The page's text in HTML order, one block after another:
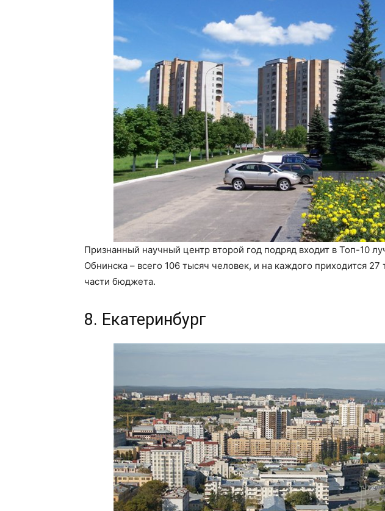
Признанный научный центр второй год подряд входит в Топ-10
Обнинска – всего 106 тысяч человек, и на каждого приходится
части бюджета.
8. Екатеринбург